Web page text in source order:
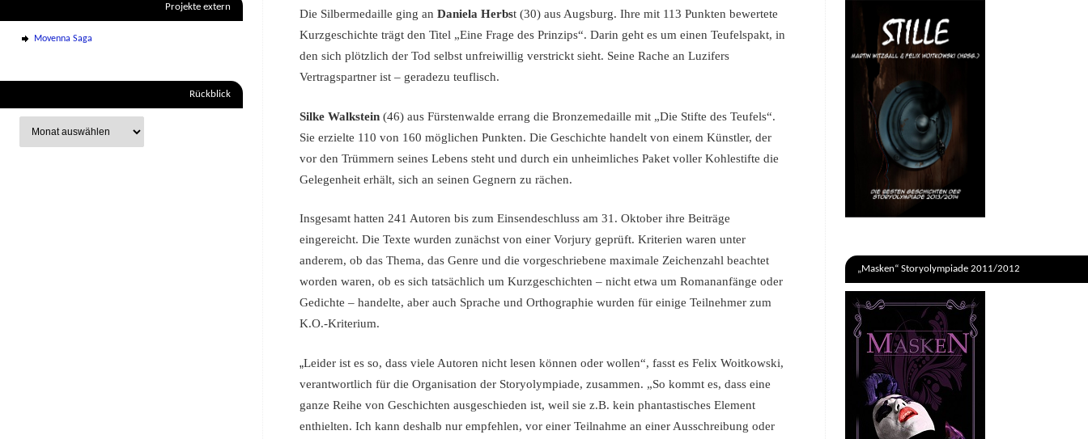
Die Silbermedaille ging an Daniela Herbst (30) aus Augsburg. Ihre mit 113 Punkten bewertete
Kurzgeschichte trägt den Titel „Eine Frage des Prinzips“. Darin geht es um einen Teufelspakt, in
den sich plötzlich der Tod selbst unfreiwillig verstrickt sieht. Seine Rache an Luzifers
Vertragspartner ist – geradezu teuflisch.
Silke Walkstein (46) aus Fürstenwalde errang die Bronzemedaille mit „Die Stifte des Teufels“.
Sie erzielte 110 von 160 möglichen Punkten. Die Geschichte handelt von einem Künstler, der
vor den Trümmern seines Lebens steht und durch ein unheimliches Paket voller Kohlestifte die
Gelegenheit erhält, sich an seinen Gegnern zu rächen.
Insgesamt hatten 241 Autoren bis zum Einsendeschluss am 31. Oktober ihre Beiträge
eingereicht. Die Texte wurden zunächst von einer Vorjury geprüft. Kriterien waren unter
anderem, ob das Thema, das Genre und die vorgeschriebene maximale Zeichenzahl beachtet
worden waren, ob es sich tatsächlich um Kurzgeschichten – nicht etwa um Romananfänge oder
Gedichte – handelte, aber auch Sprache und Orthographie wurden für einige Teilnehmer zum
K.O.-Kriterium.
„Leider ist es so, dass viele Autoren nicht lesen können oder wollen“, fasst es Felix Woitkowski,
verantwortlich für die Organisation der Storyolympiade, zusammen. „So kommt es, dass eine
ganze Reihe von Geschichten ausgeschieden ist, weil sie z.B. kein phantastisches Element
enthielten. Ich kann deshalb nur empfehlen, vor einer Teilnahme an einer Ausschreibung oder
Projekte extern
Movenna Saga
Rückblick
„Masken“ Storyolympiade 2011/2012